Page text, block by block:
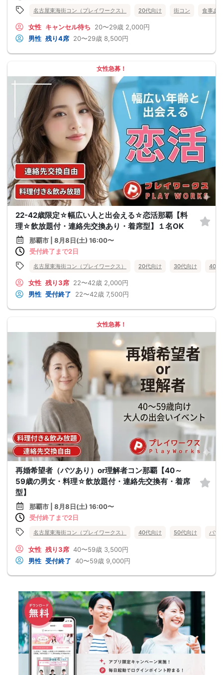
名古屋東海街コン（プレイワークス） 20代向け 街コン 食事あ
女性 キャンセル待ち 20〜29歳 2,000円
男性 残り4席 20〜29歳 8,500円
女性急募！
22-42歳限定☆幅広い人と出会える☆恋活那覇【料
理☆飲放題付・連絡先交換あり・着席型】１名OK
那覇市 | 8月8日(土) 16:00〜
受付終了まで2日
名古屋東海街コン（プレイワークス） 20代向け 30代向け 40代
女性 残り3席 22〜42歳 2,000円
男性 受付終了 22〜42歳 7,500円
女性急募！
再婚希望者（バツあり）or理解者コン那覇【40～
59歳の男女・料理☆飲放題付・連絡先交換有・着席
型】
那覇市 | 8月8日(土) 16:00〜
受付終了まで2日
名古屋東海街コン（プレイワークス） 40代向け 50代向け バツ
女性 残り3席 40〜59歳 3,500円
男性 受付終了 40〜59歳 9,000円